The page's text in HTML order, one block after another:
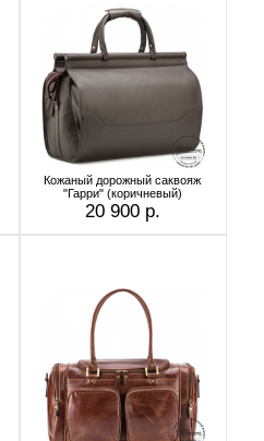
Кожаный дорожный саквояж
"Гарри" (коричневый)
20 900 р.